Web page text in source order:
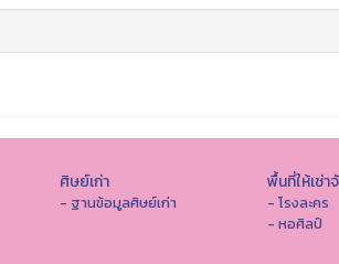
ศิษย์เก่า
- ฐานข้อมูลศิษย์เก่า
พื้นที่ให้เช่า
- โรงละคร
- หอศิลป์